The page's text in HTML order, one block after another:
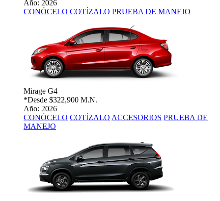
Año: 2026
CONÓCELO COTÍZALO PRUEBA DE MANEJO
Mirage G4
*Desde $322,900 M.N.
Año: 2026
CONÓCELO COTÍZALO ACCESORIOS PRUEBA DE
MANEJO